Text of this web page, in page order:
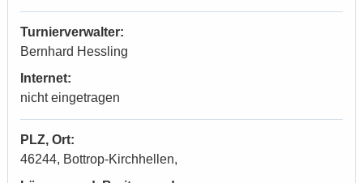
Turnierverwalter:
Bernhard Hessling
Internet:
nicht eingetragen
PLZ, Ort:
46244, Bottrop-Kirchhellen,